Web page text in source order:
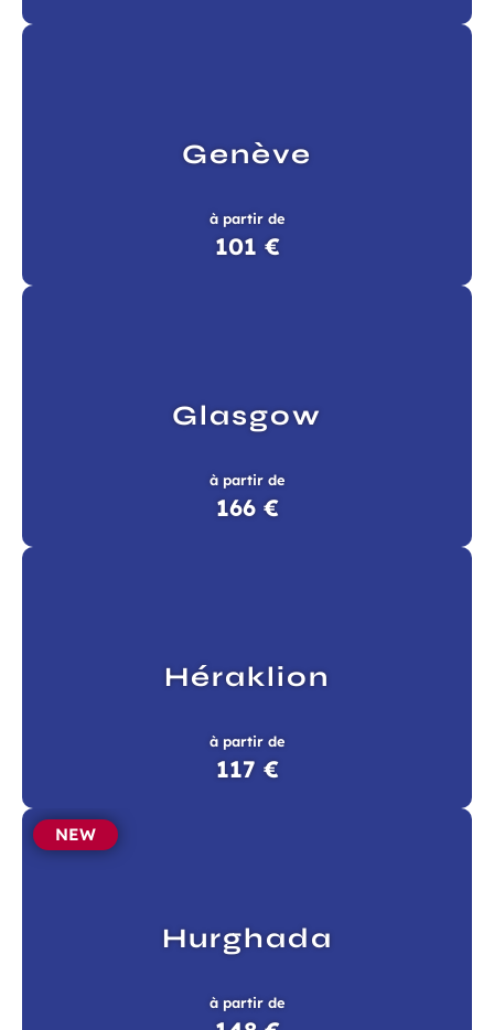
Genève
à partir de
101 €
Glasgow
à partir de
166 €
Héraklion
à partir de
117 €
Hurghada
NEW
à partir de